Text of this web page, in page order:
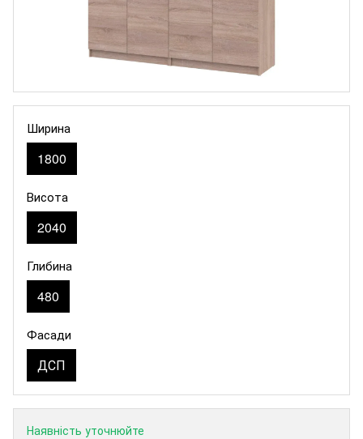
Ширина
1800
Висота
2040
Глибина
480
Фасади
ДСП
Наявність уточнюйте